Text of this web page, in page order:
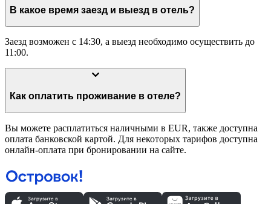
В какое время заезд и выезд в отель?
Заезд возможен с 14:30, а выезд необходимо осуществить до
11:00.
Как оплатить проживание в отеле?
Вы можете расплатиться наличными в EUR, также доступна
оплата банковской картой. Для некоторых тарифов доступна
онлайн-оплата при бронировании на сайте.